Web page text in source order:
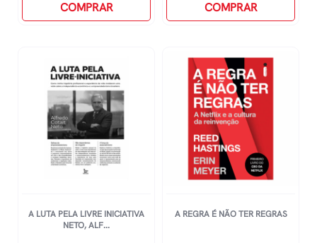
A
Balanços
quantidade
COMPRAR
Definitivo
Transformar
Palavras
quantidade
COMPRAR
A LUTA PELA LIVRE INICIATIVA
NETO, ALF...
A REGRA É NÃO TER REGRAS